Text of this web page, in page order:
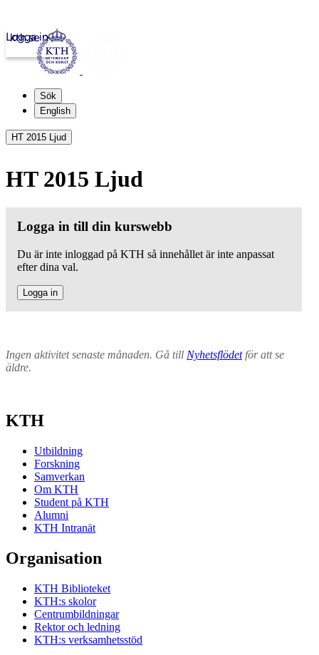
kth.se
Logga in
Sök
English
HT 2015 Ljud
HT 2015 Ljud
Logga in till din kurswebb
Du är inte inloggad på KTH så innehållet är inte anpassat
efter dina val.
Logga in
Ingen aktivitet senaste månaden. Gå till Nyhetsflödetför att se
äldre.
KTH
Utbildning
Forskning
Samverkan
Om KTH
Student på KTH
Alumni
KTH Intranät
Organisation
KTH Biblioteket
KTH:s skolor
Centrumbildningar
Rektor och ledning
KTH:s verksamhetsstöd